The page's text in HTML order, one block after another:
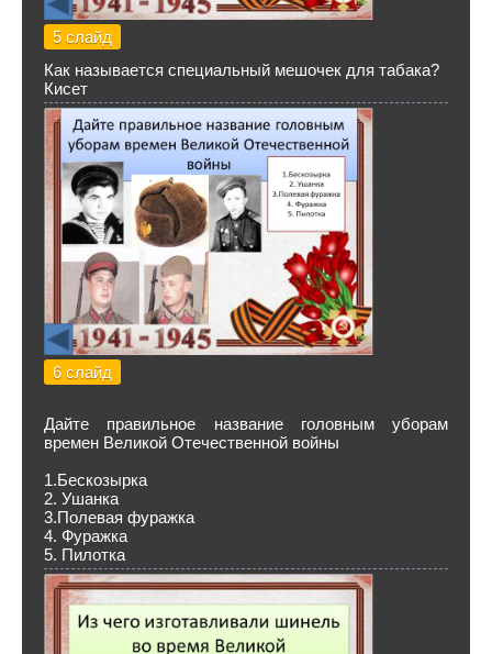
5 слайд
Как называется специальный мешочек для табака?
Кисет
6 слайд
Дайте правильное название головным уборам
времен Великой Отечественной войны
1.Бескозырка
2. Ушанка
3.Полевая фуражка
4. Фуражка
5. Пилотка